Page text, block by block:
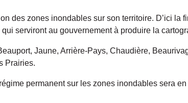
des zones inondables sur son territoire. D’ici la
serviront au gouvernement à produire la
Jaune, Arrière-Pays, Chaudière,
Prairies.
permanent sur les zones inondables sera en